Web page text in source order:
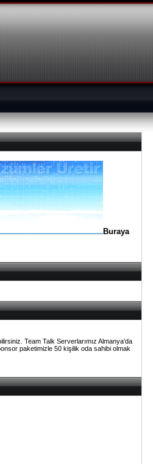
Buraya
Team Talk Serverlarımız Almanya'da
paketimizle 50 kişilik oda sahibi olmak